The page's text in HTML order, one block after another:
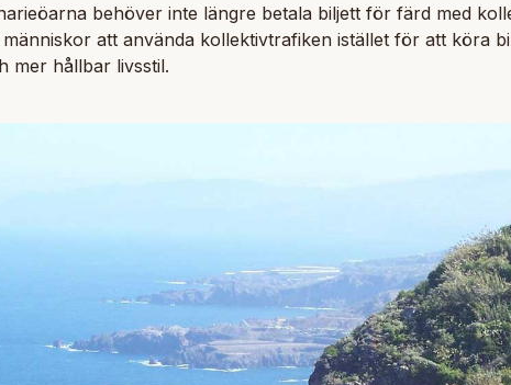
behöver inte längre betala biljett för färd med
att använda kollektivtrafiken istället för att köra
mer hållbar livsstil.